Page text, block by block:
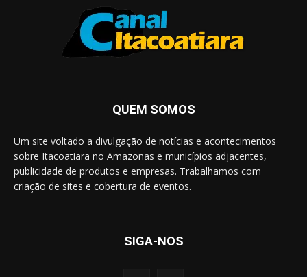
QUEM SOMOS
Um site voltado a divulgação de notícias e acontecimentos
sobre Itacoatiara no Amazonas e municípios adjacentes,
publicidade de produtos e empresas. Trabalhamos com
criação de sites e cobertura de eventos.
SIGA-NOS